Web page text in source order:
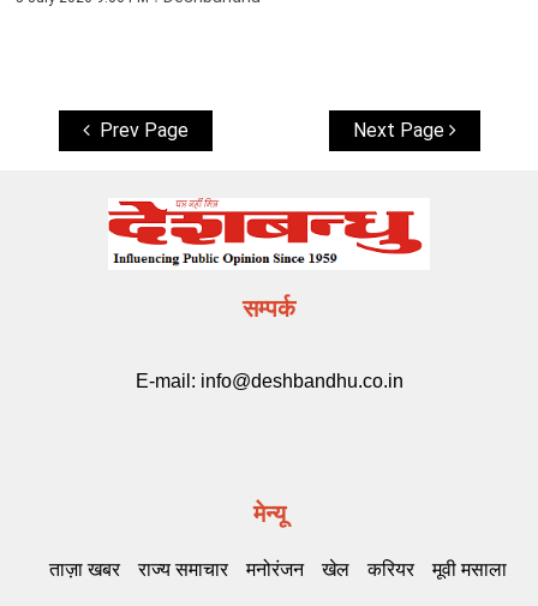
Prev Page Next Page
सम्पर्क
E-mail: info@deshbandhu.co.in
मेन्यू
ताज़ा खबर राज्य समाचार मनोरंजन खेल करियर मूवी मसाला